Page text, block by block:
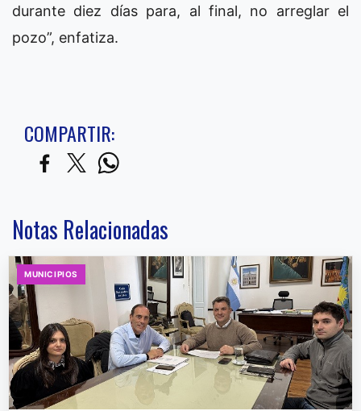
durante diez días para, al final, no arreglar el
pozo”, enfatiza.
COMPARTIR:
Notas Relacionadas
MUNICIPIOS